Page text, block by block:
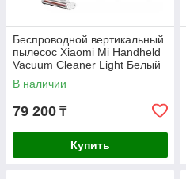
Беспроводной вертикальный
пылесос Xiaomi Mi Handheld
Vacuum Cleaner Light Белый
В наличии
79 200 ₸
Купить